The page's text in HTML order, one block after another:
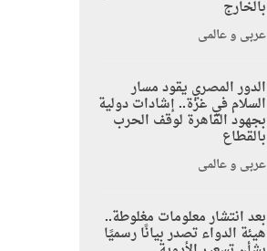
بالخارج
عربي و عالمي
الدور المصري يقود مسار
السلام في غزة.. إشادات دولية
بجهود القاهرة لوقف الحرب
بالقطاع
عربي و عالمي
بعد انتشار معلومات مغلوطة..
هيئة الدواء تصدر بيانًا رسميًا